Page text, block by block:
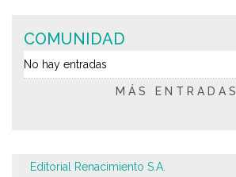
COMUNIDAD
No hay entradas
MÁS ENTRADAS
Editorial Renacimiento S.A.